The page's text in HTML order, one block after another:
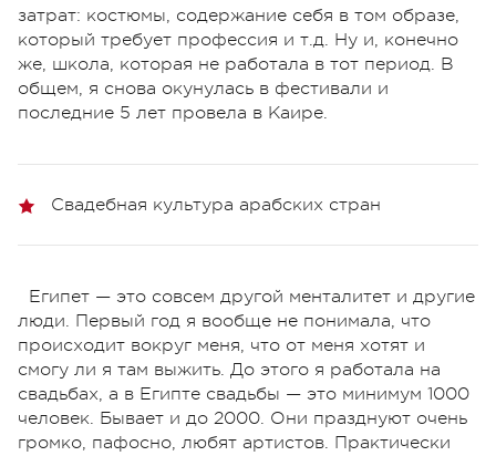
затрат: костюмы, содержание себя в том образе,
который требует профессия и т.д. Ну и, конечно
же, школа, которая не работала в тот период. В
общем, я снова окунулась в фестивали и
последние 5 лет провела в Каире.
Свадебная культура арабских стран
Египет — это совсем другой менталитет и другие
люди. Первый год я вообще не понимала, что
происходит вокруг меня, что от меня хотят и
смогу ли я там выжить. До этого я работала на
свадьбах, а в Египте свадьбы — это минимум 1000
человек. Бывает и до 2000. Они празднуют очень
громко, пафосно, любят артистов. Практически